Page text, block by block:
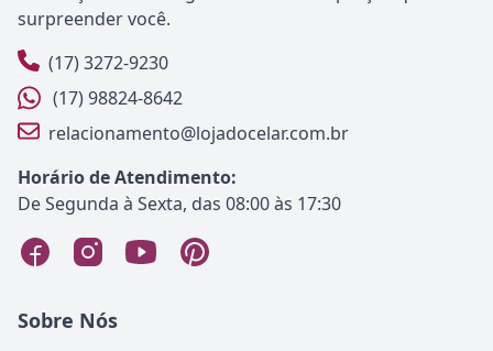
surpreender você.
(17) 3272-9230
(17) 98824-8642
relacionamento@lojadocelar.com.br
Horário de Atendimento:
De Segunda à Sexta, das 08:00 às 17:30
Sobre Nós